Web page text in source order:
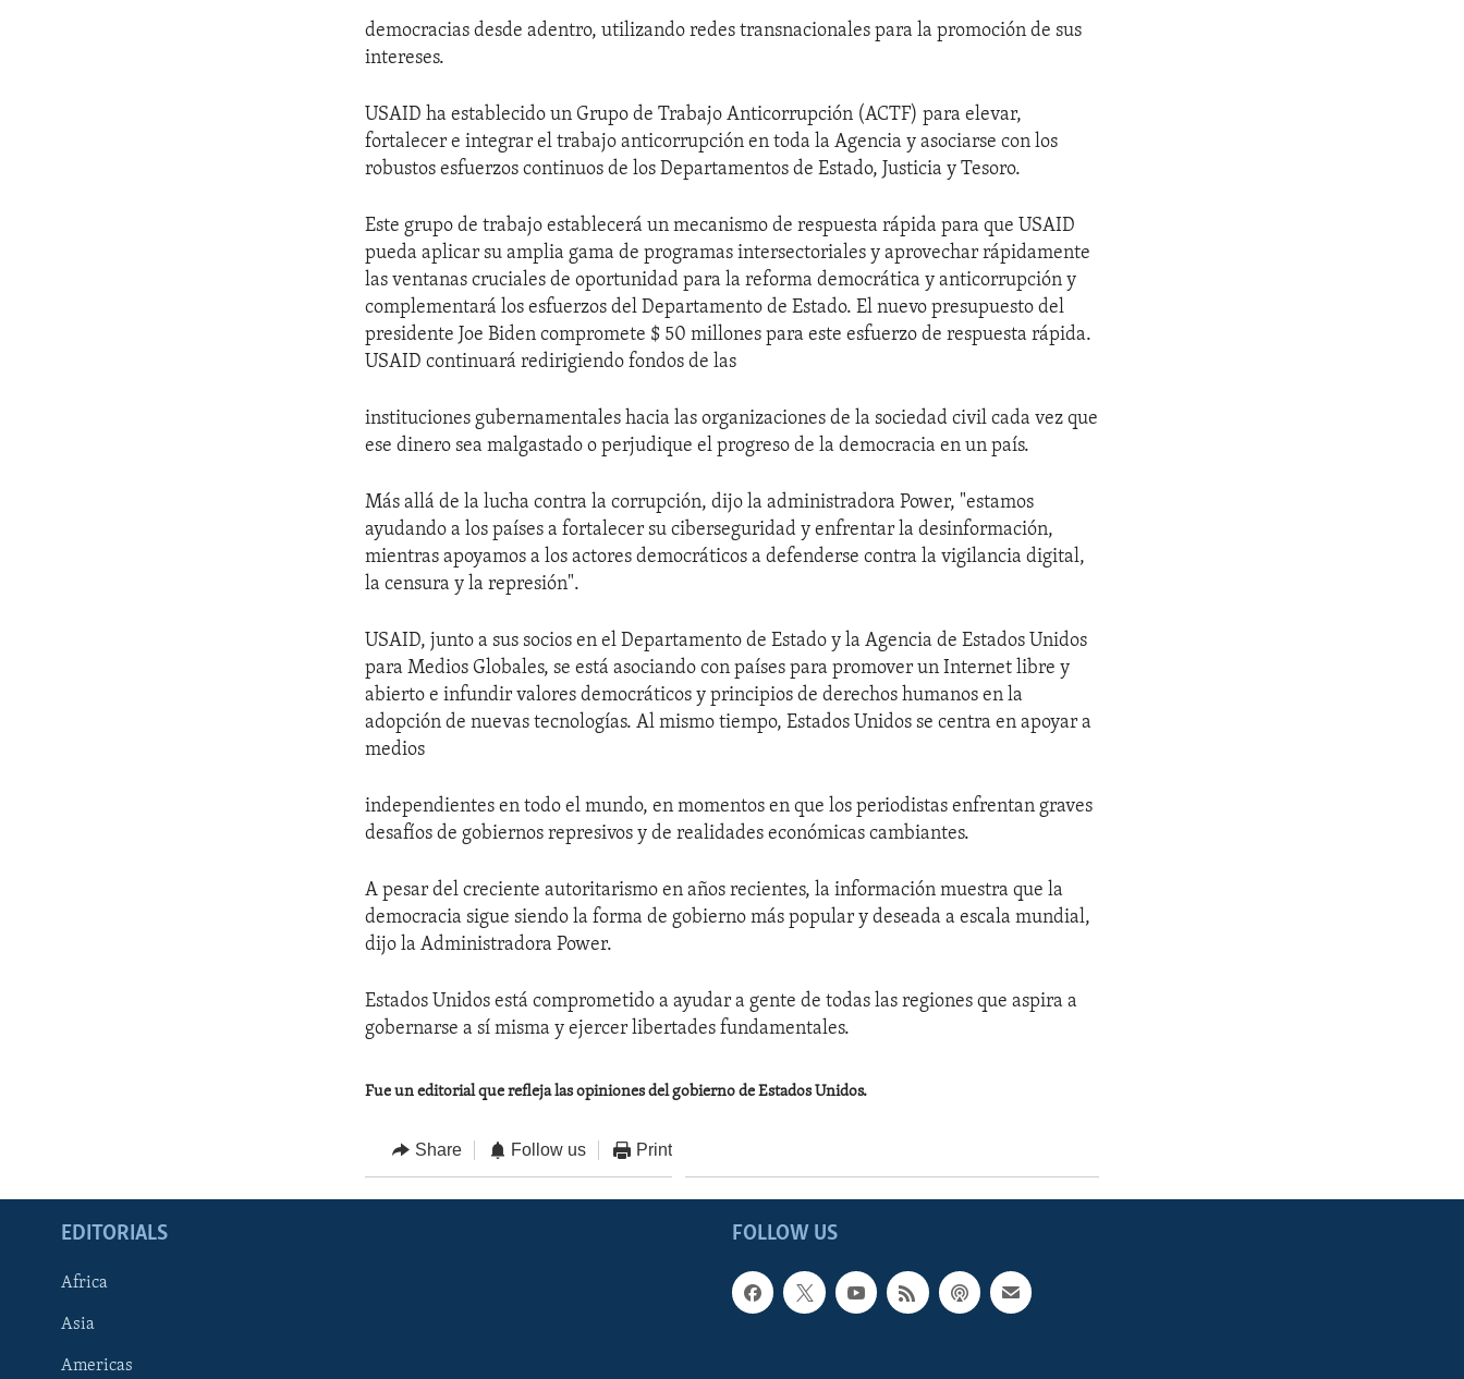
democracias desde adentro, utilizando redes transnacionales para la promoción de sus
intereses.
USAID ha establecido un Grupo de Trabajo Anticorrupción (ACTF) para elevar,
fortalecer e integrar el trabajo anticorrupción en toda la Agencia y asociarse con los
robustos esfuerzos continuos de los Departamentos de Estado, Justicia y Tesoro.
Este grupo de trabajo establecerá un mecanismo de respuesta rápida para que USAID
pueda aplicar su amplia gama de programas intersectoriales y aprovechar rápidamente
las ventanas cruciales de oportunidad para la reforma democrática y anticorrupción y
complementará los esfuerzos del Departamento de Estado. El nuevo presupuesto del
presidente Joe Biden compromete $ 50 millones para este esfuerzo de respuesta rápida.
USAID continuará redirigiendo fondos de las
instituciones gubernamentales hacia las organizaciones de la sociedad civil cada vez que
ese dinero sea malgastado o perjudique el progreso de la democracia en un país.
Más allá de la lucha contra la corrupción, dijo la administradora Power, "estamos
ayudando a los países a fortalecer su ciberseguridad y enfrentar la desinformación,
mientras apoyamos a los actores democráticos a defenderse contra la vigilancia digital,
la censura y la represión".
USAID, junto a sus socios en el Departamento de Estado y la Agencia de Estados Unidos
para Medios Globales, se está asociando con países para promover un Internet libre y
abierto e infundir valores democráticos y principios de derechos humanos en la
adopción de nuevas tecnologías. Al mismo tiempo, Estados Unidos se centra en apoyar a
medios
independientes en todo el mundo, en momentos en que los periodistas enfrentan graves
desafíos de gobiernos represivos y de realidades económicas cambiantes.
A pesar del creciente autoritarismo en años recientes, la información muestra que la
democracia sigue siendo la forma de gobierno más popular y deseada a escala mundial,
dijo la Administradora Power.
Estados Unidos está comprometido a ayudar a gente de todas las regiones que aspira a
gobernarse a sí misma y ejercer libertades fundamentales.
Fue un editorial que refleja las opiniones del gobierno de Estados Unidos.
Share Follow us Print
FOLLOW US
EDITORIALS
Africa
Asia
Americas